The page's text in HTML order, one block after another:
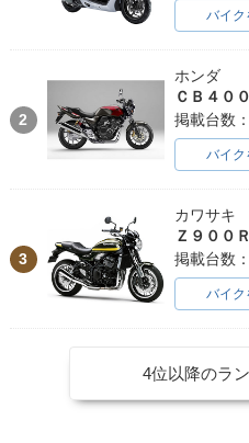
バイク
2
ホンダ
掲載台数
バイク
3
カワサキ
Ｚ９００
掲載台数
バイク
4位以降のラ